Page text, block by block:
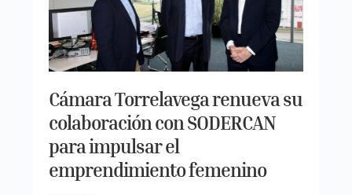
Cámara Torrelavega renueva su
colaboración con SODERCAN
para impulsar el
emprendimiento femenino